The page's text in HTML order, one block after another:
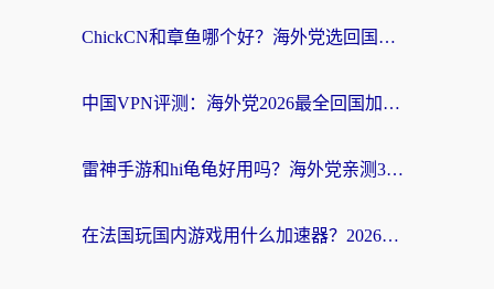
ChickCN和章鱼哪个好？海外党选回国加速器的3个关键维度 + 实用避坑指南
中国VPN评测：海外党2026最全回国加速器选择指南，告别地区限制不踩坑
雷神手游和hi龟龟好用吗？海外党亲测3款回国加速器，教你选对国外到国内加速器
在法国玩国内游戏用什么加速器？2026实测解决延迟卡顿的实用指南